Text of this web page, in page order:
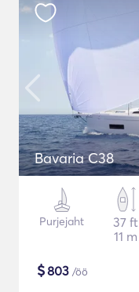
Bavaria C38
Purjejaht
37 ft
11 m
$803 /öö